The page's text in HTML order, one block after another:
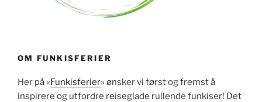
OM FUNKISFERIER
Her på «Funkisferier» ønsker vi først og fremst å
inspirere og utfordre reiseglade rullende funkiser! Det